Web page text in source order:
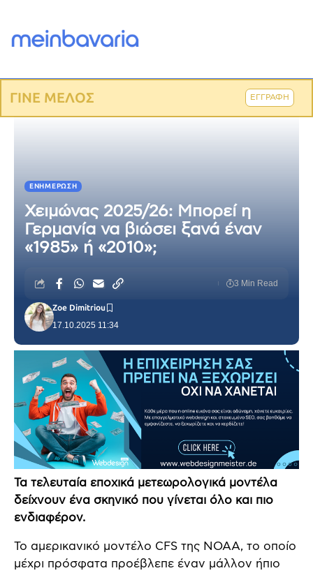
ΓΙΝΕ ΜΕΛΟΣ ΕΓΓΡΑΦΗ
ΕΝΗΜΈΡΩΣΗ
Χειμώνας 2025/26: Μπορεί η
Γερμανία να βιώσει ξανά έναν
«1985» ή «2010»;
17.10.2025 11:34
Zoe Dimitriou
3 Min Read
Τα τελευταία εποχικά μετεωρολογικά μοντέλα
δείχνουν ένα σκηνικό που γίνεται όλο και πιο
ενδιαφέρον.
Το αμερικανικό μοντέλο CFS της NOAA, το οποίο
μέχρι πρόσφατα προέβλεπε έναν μάλλον ήπιο